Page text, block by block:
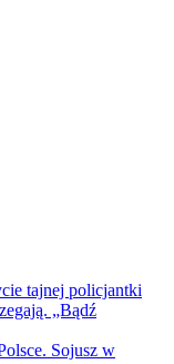
tajnej policjantki
„Bądź
Sojusz w